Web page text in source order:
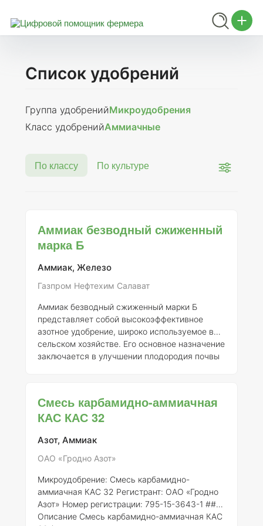
Список удобрений
Группа удобренийМикроудобрения
Класс удобренийАммиачные
По классу По культуре
Аммиак безводный сжиженный
марка Б
Аммиак, Железо
Газпром Нефтехим Салават
Аммиак безводный сжиженный марки Б
представляет собой высокоэффективное
азотное удобрение, широко используемое в
сельском хозяйстве. Его основное назначение
заключается в улучшении плодородия почвы
свойства, которые способствуют быстрому
усвоению азота растениями, что делает его
сельскохозяйственного производства.
Процесс применения безводного аммиака
конверти
Смесь карбамидно-аммиачная
КАС КАС 32
Азот, Аммиак
ОАО «Гродно Азот»
Микроудобрение: Смесь карбамидно-
аммиачная КАС 32 Регистрант: ОАО «Гродно
Азот» Номер регистрации: 795-15-3643-1 ###
Описание Смесь карбамидно-аммиачная КАС